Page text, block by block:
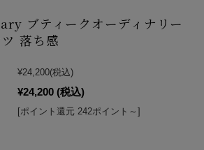
ブティークオーディナリー
落ち感
¥24,200(税込)
¥24,200 (税込)
[ポイント還元 242ポイント～]